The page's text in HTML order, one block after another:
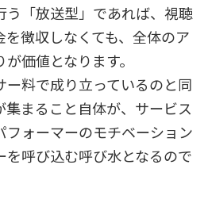
「放送型」であれば、視聴
徴収しなくても、全体のア
価値となります。
ー料で成り立っているのと同
まること自体が、サービス
フォーマーのモチベーション
を呼び込む呼び水となるので